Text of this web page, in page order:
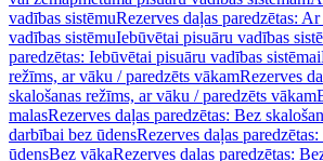
vadības sistēmuRezerves daļas paredzētas:
vadības sistēmuIebūvētai pisuāru vadības
paredzētas: Iebūvētai pisuāru vadības sistēmai
režīms, ar vāku / paredzēts vākamRezerves
skalošanas režīms, ar vāku / paredzēts vākam
malasRezerves daļas paredzētas: Bez
darbībai bez ūdensRezerves daļas
ūdensBez vākaRezerves daļas paredzētas: